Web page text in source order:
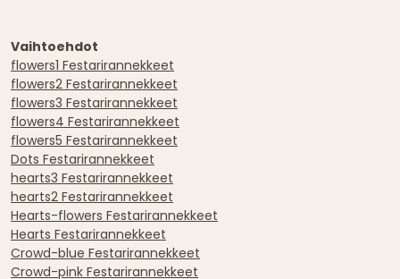
Vaihtoehdot
flowers1 Festarirannekkeet
flowers2 Festarirannekkeet
flowers3 Festarirannekkeet
flowers4 Festarirannekkeet
flowers5 Festarirannekkeet
Dots Festarirannekkeet
hearts3 Festarirannekkeet
hearts2 Festarirannekkeet
Hearts-flowers Festarirannekkeet
Hearts Festarirannekkeet
Crowd-blue Festarirannekkeet
Crowd-pink Festarirannekkeet